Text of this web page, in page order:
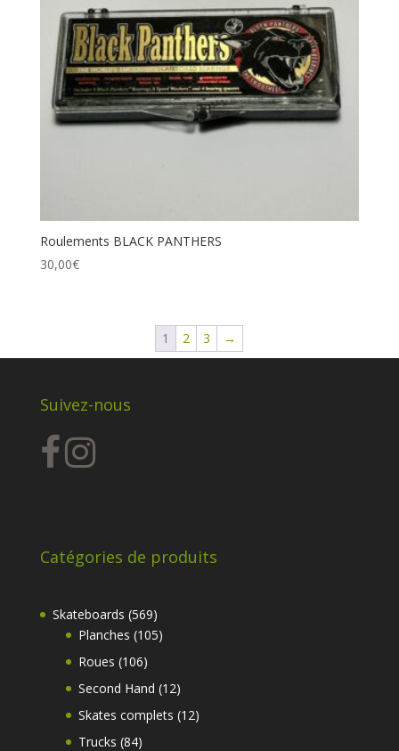
Roulements BLACK PANTHERS
30,00€
1 2 3 →
Suivez-nous
Catégories de produits
Skateboards 569569
produits
Planches 105105
Roues 106106
produits
Second Hand 1212
produits
Skates complets 1212
Trucks 8484